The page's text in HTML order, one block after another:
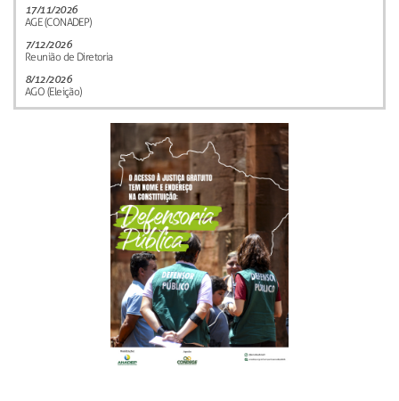
17/11/2026
AGE (CONADEP)
7/12/2026
Reunião de Diretoria
8/12/2026
AGO (Eleição)